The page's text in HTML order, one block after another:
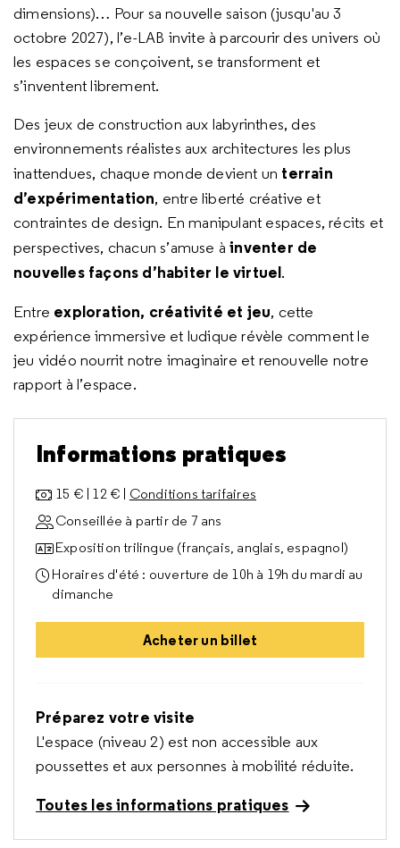
dimensions)… Pour sa nouvelle saison (jusqu'au 3
octobre 2027), l’e-LAB invite à parcourir des univers où
les espaces se conçoivent, se transforment et
s’inventent librement.
Des jeux de construction aux labyrinthes, des
environnements réalistes aux architectures les plus
inattendues, chaque monde devient un terrain
d’expérimentation, entre liberté créative et
contraintes de design. En manipulant espaces, récits et
perspectives, chacun s’amuse àinventer de
nouvelles façons d’habiter le virtuel.
Entre exploration, créativité et jeu, cette
expérience immersive et ludique révèle comment le
jeu vidéo nourrit notre imaginaire et renouvelle notre
rapport à l’espace.
Informations pratiques
15 € | 12 € | Conditions tarifaires
Conseillée à partir de 7 ans
Exposition trilingue (français, anglais, espagnol)
Horaires d'été : ouverture de 10h à 19h du mardi au
dimanche
Acheter un billet
Préparez votre visite
L'espace (niveau 2) est non accessible aux
poussettes et aux personnes à mobilité réduite.
Toutes les informations pratiques